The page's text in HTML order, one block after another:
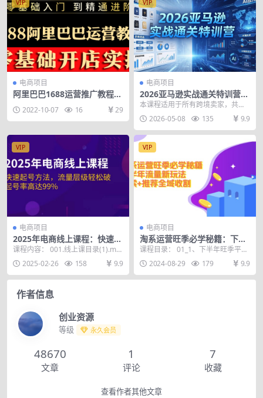
VIP
电商项目
阿里巴巴1688运营推广教程新
2022-10-07 16 29
VIP
电商项目
2026亚马逊实战通关特训营-5
月8更新，多维选品+渐进式打
法+AI应用，从0到1打造盈利
店铺
本课程适用于所有跨境卖家，共包
含基础班、进阶班、微缩打法和品
牌推广四大课程体系，...
2026-05-08 135 9.9
VIP
电商项目
2025年电商线上课程：快速起
号方法，流量层级轻松破，起
课程内容： 001.线上课目录(1).mp
4 002.线上课第一课,mp4 00...
2025-02-26 158 9.9
VIP
电商项目
淘系运营旺季必学秘籍：下半
年流量新玩法：搜索+推荐全
课程目录： 01_1、下半年旺季平台
趋势和动态 02_2、店铺基础搭建三
要素（关...
2024-08-29 179 9.9
作者信息
创业资源
等级 永久会员
48670
文章
1
评论
7
收藏
查看作者其他文章